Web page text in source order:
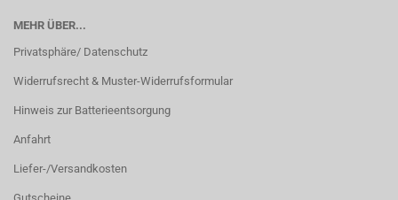
MEHR ÜBER...
Privatsphäre/ Datenschutz
Widerrufsrecht & Muster-Widerrufsformular
Hinweis zur Batterieentsorgung
Anfahrt
Liefer-/Versandkosten